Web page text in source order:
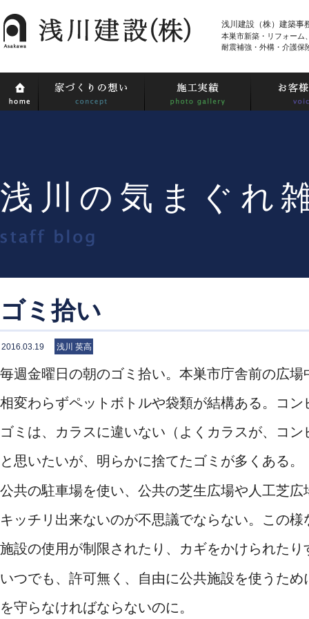
浅川建設（株）建築事
本巣市新築・リフォーム
耐震補強・外構・介護保
浅川の気まぐれ
ゴミ拾い
2016.03.19 浅川 英高
毎週金曜日の朝のゴミ拾い。本巣市庁舎前の広場
相変わらずペットボトルや袋類が結構ある。コン
ゴミは、カラスに違いない（よくカラスが、コ
と思いたいが、明らかに捨てたゴミが多くある。
公共の駐車場を使い、公共の芝生広場や人工芝
キッチリ出来ないのが不思議でならない。この
施設の使用が制限されたり、カギをかけられたり
いつでも、許可無く、自由に公共施設を使うた
を守らなければならないのに。